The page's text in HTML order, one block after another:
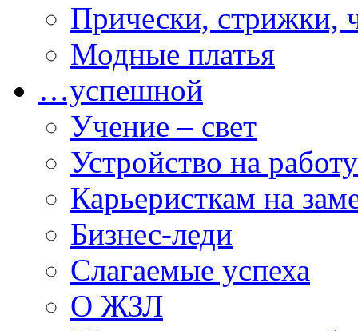
Прически, стрижки,
Модные платья
…успешной
Учение – свет
Устройство на работу
Карьеристкам на
Бизнес-леди
Слагаемые успеха
О ЖЗЛ